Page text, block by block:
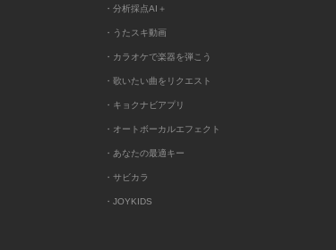
・分析採点AI＋
・うたスキ動画
・カラオケで楽器を弾こう
・歌いたい曲をリクエスト
・キョクナビアプリ
・オートボーカルエフェクト
・あなたの最適キー
・サビカラ
・JOYKIDS